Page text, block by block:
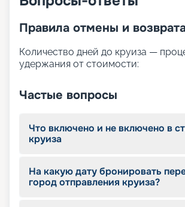
Правила отмены и
Количество дней до круиза —
удержания от стоимости:
Частые вопросы
Что включено и не включено в
круиза
На какую дату бронировать
город отправления круиза?